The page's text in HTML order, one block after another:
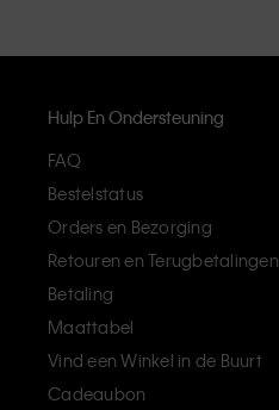
Hulp En Ondersteuning
FAQ
Bestelstatus
Orders en Bezorging
Retouren en Terugbetalingen
Betaling
Maattabel
Vind een Winkel in de Buurt
Cadeaubon